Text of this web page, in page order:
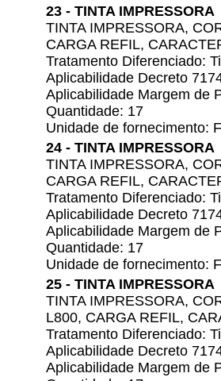
23 - TINTA IMPRESSORA
TINTA IMPRESSORA,
CARGA REFIL,
Tratamento Diferenciado:
Aplicabilidade Decreto
Aplicabilidade Margem de
Quantidade: 17
Unidade de fornecimento:
24 - TINTA IMPRESSORA
TINTA IMPRESSORA,
CARGA REFIL,
Tratamento Diferenciado:
Aplicabilidade Decreto
Aplicabilidade Margem de
Quantidade: 17
Unidade de fornecimento:
25 - TINTA IMPRESSORA
TINTA IMPRESSORA,
L800, CARGA REFIL,
Tratamento Diferenciado:
Aplicabilidade Decreto
Aplicabilidade Margem de